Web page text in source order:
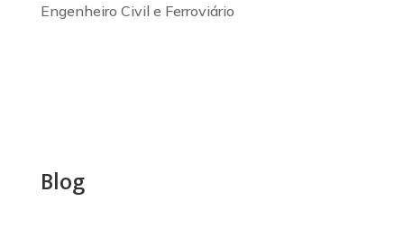
Engenheiro Civil e Ferroviário
Blog